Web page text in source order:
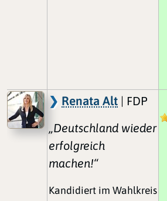
Renata Alt | FDP
„Deutschland wieder
erfolgreich
machen!“
Kandidiert im Wahlkreis